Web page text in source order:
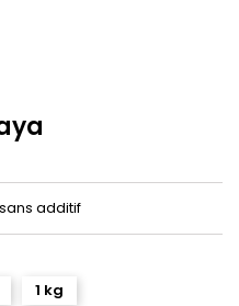
additif
1 kg